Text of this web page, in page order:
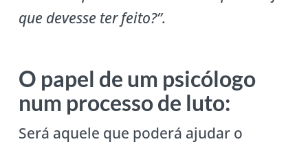
que devesse ter feito?”.
O papel de um psicólogo
num processo de luto:
Será aquele que poderá ajudar o